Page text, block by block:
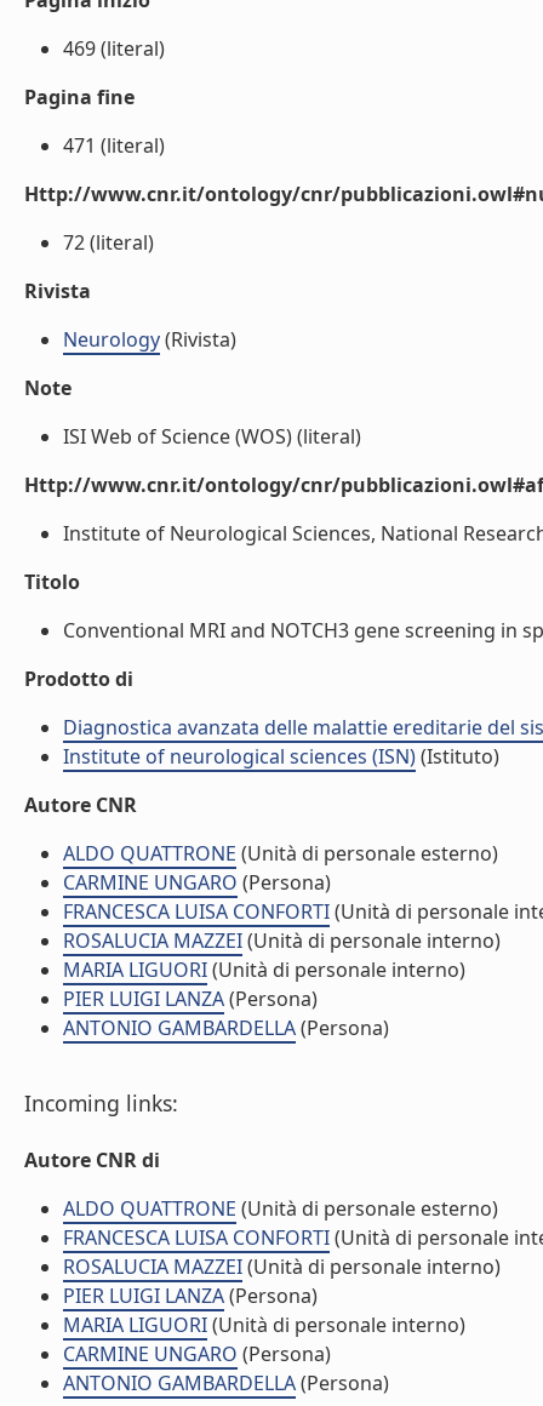
469 (literal)
Pagina fine
471 (literal)
Http://www.cnr.it/ontology/cnr/
72 (literal)
Rivista
Neurology(Rivista)
Note
ISI Web of Science (WOS) (literal)
Http://www.cnr.it/ontology/cnr/
Institute of Neurological Sciences, National
Titolo
Conventional MRI and NOTCH3 gene screening in
Prodotto di
Diagnostica avanzata delle malattie ereditarie del
Institute of neurological sciences (ISN)(Istituto)
Autore CNR
ALDO QUATTRONE (Unità di personale esterno)
CARMINE UNGARO (Persona)
FRANCESCA LUISA CONFORTI(Unità di personale
ROSALUCIA MAZZEI(Unità di personale interno)
MARIA LIGUORI(Unità di personale interno)
PIER LUIGI LANZA(Persona)
ANTONIO GAMBARDELLA(Persona)
Incoming links:
Autore CNR di
ALDO QUATTRONE (Unità di personale esterno)
FRANCESCA LUISA CONFORTI(Unità di personale
ROSALUCIA MAZZEI(Unità di personale interno)
PIER LUIGI LANZA(Persona)
MARIA LIGUORI(Unità di personale interno)
CARMINE UNGARO (Persona)
ANTONIO GAMBARDELLA(Persona)